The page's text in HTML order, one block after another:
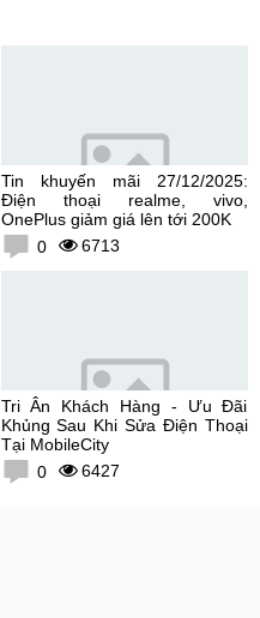
Tin khuyến mãi 27/12/2025:
Điện thoại realme, vivo,
OnePlus giảm giá lên tới 200K
0
6713
Tri Ân Khách Hàng - Ưu Đãi
Khủng Sau Khi Sửa Điện Thoại
Tại MobileCity
0
6427